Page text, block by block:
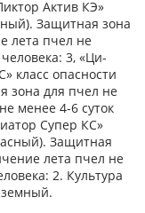
Актив КЭ»
Защитная зона
лета пчел не
3, «Ци-
класс опасности
зона для пчел не
менее 4-6 суток
Супер КС»
Защитная
лета пчел не
2. Культура